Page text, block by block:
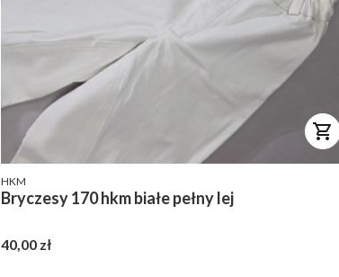
PRODUCENT
HKM
Bryczesy 170 hkm białe pełny lej
Cena
40,00 zł